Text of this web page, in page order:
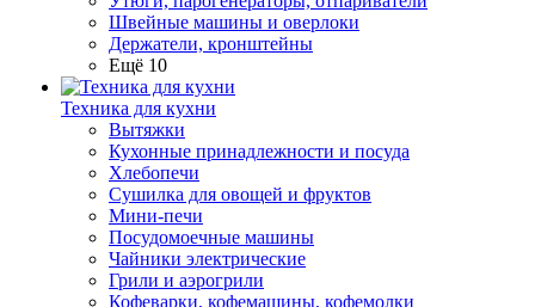
Швейные машины и оверлоки
Держатели, кронштейны
Ещё 10
Техника для кухни
Вытяжки
Кухонные принадлежности и посуда
Хлебопечи
Сушилка для овощей и фруктов
Мини-печи
Посудомоечные машины
Чайники электрические
Грили и аэрогрили
Кофеварки, кофемашины, кофемолки